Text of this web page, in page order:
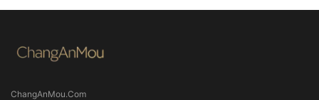
ChangAnMou.Com